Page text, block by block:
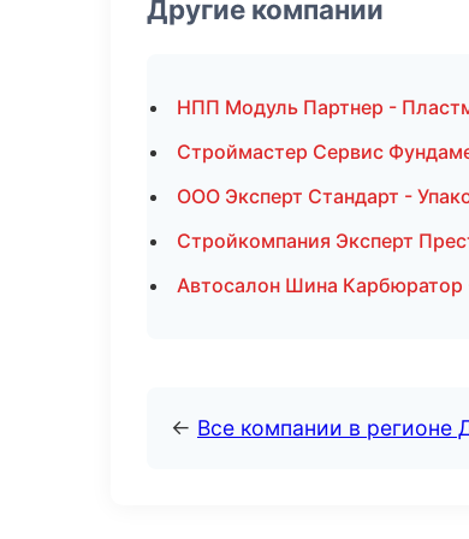
Другие компании
НПП Модуль Партнер -
Строймастер Сервис
ООО Эксперт Стандарт -
Стройкомпания Эксперт
Автосалон Шина Карбюратор
← Все компании в регионе